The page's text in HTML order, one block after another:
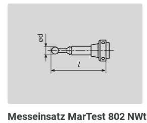
Messeinsatz MarTest 802 NWt